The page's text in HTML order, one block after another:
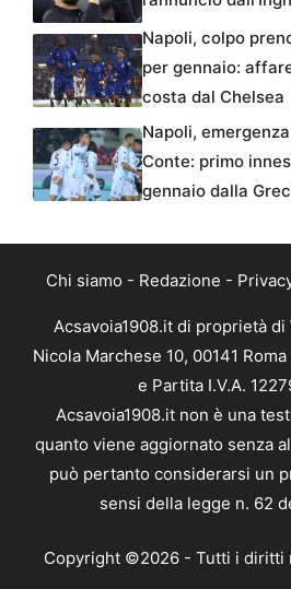
Napoli, colpo
per gennaio:
costa dal Chelsea
Napoli,
Conte: primo
gennaio dalla
Chi siamo - Redazione -
Acsavoia1908.it di proprietà di
Nicola Marchese 10, 00141
e Partita I.V.A.
Acsavoia1908.it non è una
quanto viene aggiornato senza
può pertanto considerarsi un
sensi della legge n. 62
Copyright ©2026 - Tutti i diritti